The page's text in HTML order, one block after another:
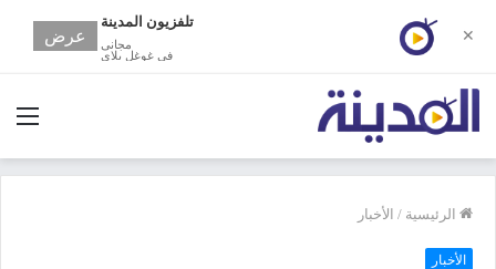
الرئيسية / الأخبار
الأخبار
✕
تلفزيون المدينة
مجانى
في غوغل بلاي
عرض